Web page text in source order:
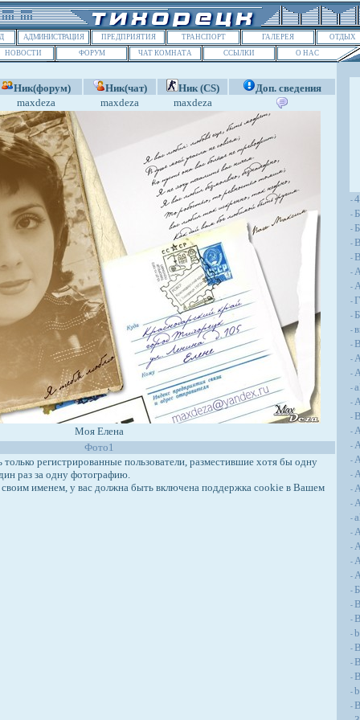
АДМИНИСТРАЦИЯ ПРЕДПРИЯТИЯ ТРАНСПОРТ ГАЛЕРЕЯ
ОТДЫХ
НОВОСТИ
ФОРУМ ЧАТ КОМНАТА ССЫЛКИ О НАС
Ник(форум) Ник(чат) Ник (CS)
Доп. сведения
maxdeza maxdeza maxdeza
Моя Елена
Фото1
регистрированные пользователи, разместившие хотя бы одну
раз за одну фотографию.
именем, у вас должна быть включена поддержка cookie в Вашем
-
-
-
-
-
-
-
-
-
-
-
-
-
-
-
-
-
-
-
-
-
-
-
-
-
-
-
-
-
-
-
-
-
-
-
-